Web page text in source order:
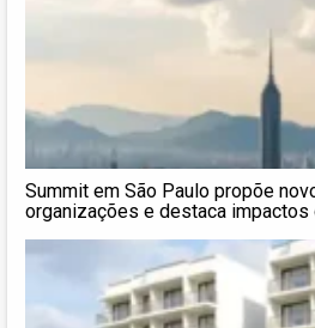
Summit em São Paulo propõe
organizações e destaca impactos